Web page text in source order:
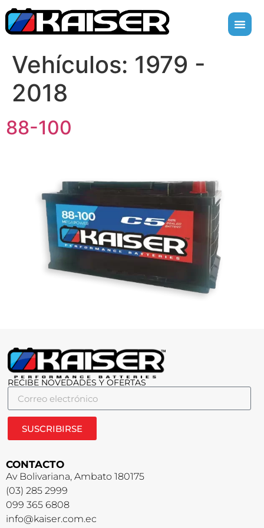
Vehículos: 1979 -
2018
88-100
RECIBE NOVEDADES Y OFERTAS
SUSCRIBIRSE
CONTACTO
Av Bolivariana, Ambato 180175
(03) 285 2999
099 365 6808
info@kaiser.com.ec